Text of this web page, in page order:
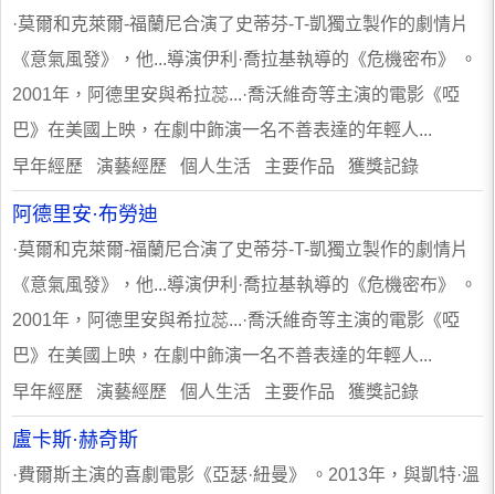
·莫爾和克萊爾-福蘭尼合演了史蒂芬-T-凱獨立製作的劇情片
《意氣風發》，他...導演伊利·喬拉基執導的《危機密布》 。
2001年，阿德里安與希拉蕊...·喬沃維奇等主演的電影《啞
巴》在美國上映，在劇中飾演一名不善表達的年輕人...
早年經歷 演藝經歷 個人生活 主要作品 獲獎記錄
阿德里安·布勞迪
·莫爾和克萊爾-福蘭尼合演了史蒂芬-T-凱獨立製作的劇情片
《意氣風發》，他...導演伊利·喬拉基執導的《危機密布》 。
2001年，阿德里安與希拉蕊...·喬沃維奇等主演的電影《啞
巴》在美國上映，在劇中飾演一名不善表達的年輕人...
早年經歷 演藝經歷 個人生活 主要作品 獲獎記錄
盧卡斯·赫奇斯
·費爾斯主演的喜劇電影《亞瑟·紐曼》 。2013年，與凱特·溫